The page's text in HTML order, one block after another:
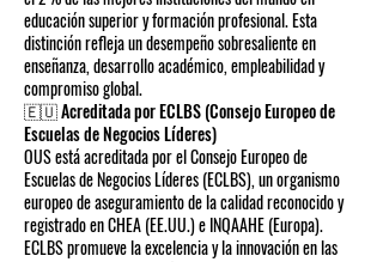
educación superior y formación profesional. Esta
distinción refleja un desempeño sobresaliente en
enseñanza, desarrollo académico, empleabilidad y
compromiso global.
🇪🇺 Acreditada por ECLBS (Consejo Europeo de
Escuelas de Negocios Líderes)
OUS está acreditada por el Consejo Europeo de
Escuelas de Negocios Líderes (ECLBS), un organismo
europeo de aseguramiento de la calidad reconocido y
registrado en CHEA (EE.UU.) e INQAAHE (Europa).
ECLBS promueve la excelencia y la innovación en las